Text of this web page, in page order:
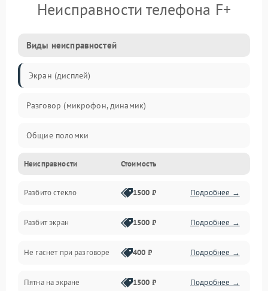
Неисправности телефона F+
Виды неисправностей
Экран (дисплей)
Разговор (микрофон, динамик)
Общие поломки
Проблемы связи
Камеры
Проблемы с дисплеем и сенсором
Зарядка
Проблемы с питанием, зарядкой и аккумулятором
Неисправности Стоимость
Разбито стекло 1500 ₽ Подробнее →
Разбит экран 1500 ₽ Подробнее →
Не гаснет при разговоре 400 ₽ Подробнее →
Пятна на экране 1500 ₽ Подробнее →